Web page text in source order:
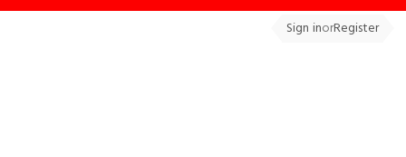
Sign inorRegister